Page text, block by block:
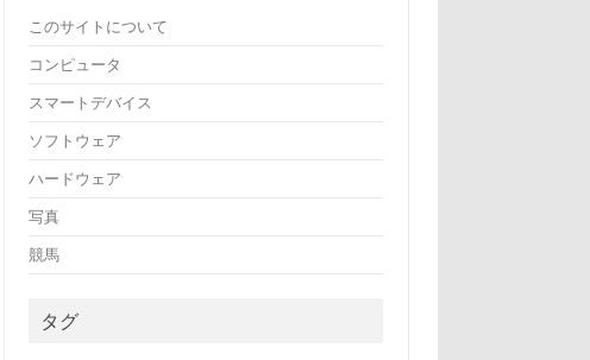
このサイトについて
コンピュータ
スマートデバイス
ソフトウェア
ハードウェア
写真
競馬
タグ